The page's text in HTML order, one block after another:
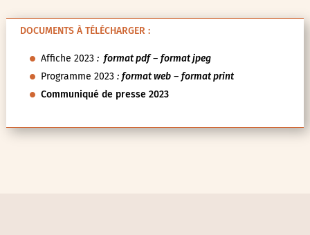
DOCUMENTS À TÉLÉCHARGER :
Affiche 2023: format pdf– format jpeg
Programme 2023 : format web– format print
Communiqué de presse 2023